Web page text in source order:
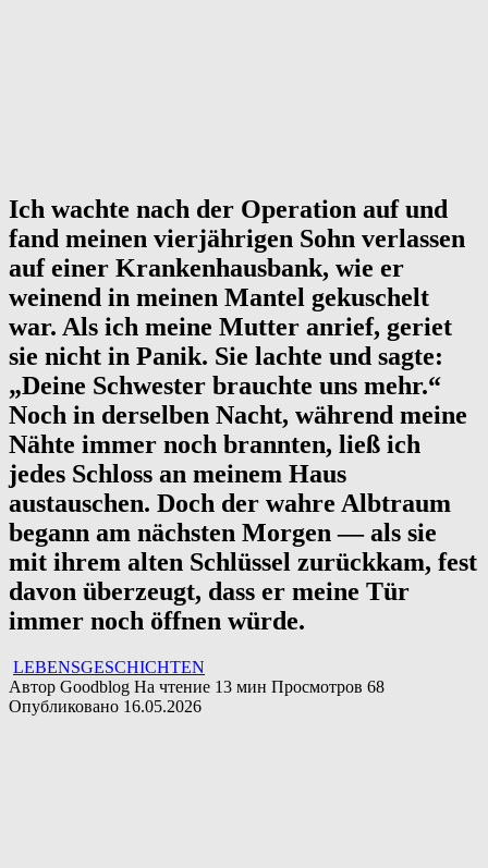
Ich wachte nach der Operation auf und
fand meinen vierjährigen Sohn verlassen
auf einer Krankenhausbank, wie er
weinend in meinen Mantel gekuschelt
war. Als ich meine Mutter anrief, geriet
sie nicht in Panik. Sie lachte und sagte:
„Deine Schwester brauchte uns mehr.“
Noch in derselben Nacht, während meine
Nähte immer noch brannten, ließ ich
jedes Schloss an meinem Haus
austauschen. Doch der wahre Albtraum
begann am nächsten Morgen — als sie
mit ihrem alten Schlüssel zurückkam, fest
davon überzeugt, dass er meine Tür
immer noch öffnen würde.
LEBENSGESCHICHTEN
Автор Goodblog На чтение 13 мин Просмотров 68
Опубликовано 16.05.2026